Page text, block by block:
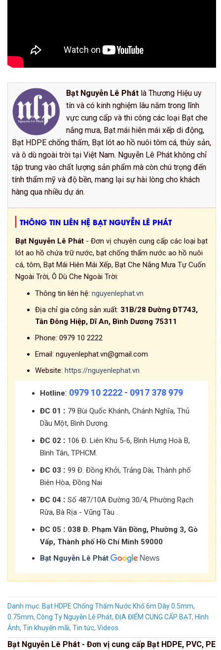
Bạt Nguyễn Lê Phát là Thương Hiệu uy
tín và có kinh nghiệm lâu năm trong lĩnh
vực cung cấp và thi công các loại Bạt che
nắng mưa, Bạt mái hiên mái xếp di động,
Bạt HDPE chống thấm, Bạt lót ao hồ nuôi tôm cá, thủy sản,
và ô dù ngoài trời tại Việt Nam. Nguyễn Lê Phát không chỉ
tập trung vào chất lượng sản phẩm mà còn chú trọng đến
tính thẩm mỹ và độ bền, mang lại sự hài lòng cho khách
hàng qua nhiều dự án.
THÔNG TIN LIÊN HỆ BẠT NGUYỄN LÊ PHÁT
Bạt Nguyễn Lê Phát - Đơn vị chuyên cung cấp các loại bạt
lót ao hồ chứa trữ nước, bạt chống thấm nước ao hồ nuôi
cá, tôm, Bạt Mái Hiên Mái Xếp, Bạt Che Nắng Mưa Tự Cuốn
Ngoài Trời, Ô Dù Che Ngoài Trời:
Thông tin liên hệ: nguyenlephat.vn
Địa chỉ gia công sản xuất: 31B/28 Đường ĐT743,
Tân Đông Hiệp, Dĩ An, Bình Dương 75311
Phone: 0979 10 2222
Email: nguyenlephat.vn@gmail.com
Website: https://nguyenlephat.vn
Hotline: 0979 10 2222 - 0917 378 979
ĐC 01 : 79 Bùi Quốc Khánh, Chánh Nghĩa, Thủ
Dầu Một, Bình Dương.
ĐC 02 : 106 Đ. Liên Khu 5-6, Bình Hưng Hoà B,
Bình Tân, TPHCM.
ĐC 03 : 99 Đ. Đồng Khởi, Trảng Dài, Thành phố
Biên Hòa, Đồng Nai
ĐC 04 : Số 487/10A Đường 30/4, Phường Rạch
Rừa, Bà Rịa - Vũng Tàu .
ĐC 05 : 038 Đ. Phạm Văn Đồng, Phường 3, Gò
Vấp, Thành phố Hồ Chí Minh 59000
Bạt Nguyễn Lê Phát
Danh mục: Bạt HDPE Chống Thấm Nước Khổ 6m Dày 0.5mm,
0.75mm, Công Ty Nguyễn Lê Phát, ĐỊA ĐIỂM CUNG CẤP BẠT, Hình
Ảnh, Tin khuyến mãi, Tin tức, Videos
Bạt Nguyễn Lê Phát - Đơn vị cung cấp Bạt HDPE, PVC, PE